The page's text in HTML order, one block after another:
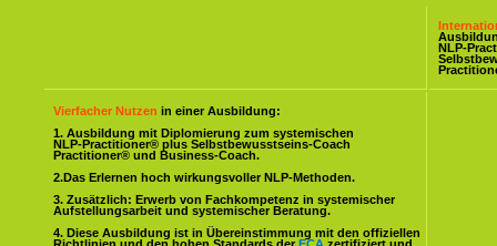
NLP-
Vierfacher Nutzen in einer Ausbildung:
1. Ausbildung mit Diplomierung zum systemischen
NLP-Practitioner® plus Selbstbewusstseins-Coach
Practitioner® und Business-Coach.
2.Das Erlernen hoch wirkungsvoller NLP-Methoden.
3. Zusätzlich: Erwerb von Fachkompetenz in systemischer
Aufstellungsarbeit und systemischer Beratung.
4. Diese Ausbildung ist in Übereinstimmung mit den offiziellen